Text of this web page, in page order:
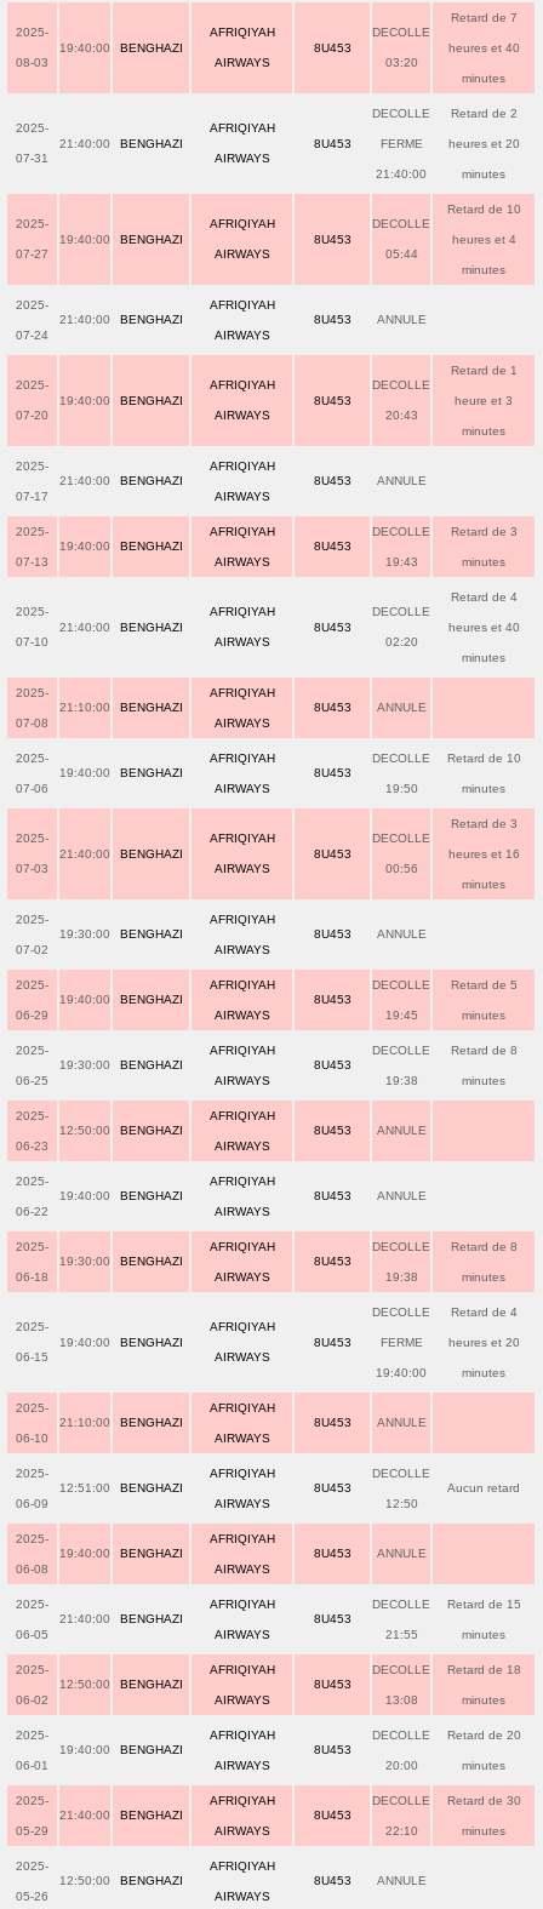
2025-
08-03
19:40:00 BENGHAZI
AFRIQIYAH
AIRWAYS
8U453
DECOLLE
03:20
Retard de 7
heures et 40
minutes
2025-
07-31
21:40:00 BENGHAZI
AFRIQIYAH
AIRWAYS
8U453
DECOLLE
FERME
21:40:00
Retard de 2
heures et 20
minutes
2025-
07-27
19:40:00 BENGHAZI
AFRIQIYAH
AIRWAYS
8U453
DECOLLE
05:44
Retard de 10
heures et 4
minutes
2025-
07-24
21:40:00 BENGHAZI
AFRIQIYAH
AIRWAYS
8U453 ANNULE
2025-
07-20
19:40:00 BENGHAZI
AFRIQIYAH
AIRWAYS
8U453
DECOLLE
20:43
Retard de 1
heure et 3
minutes
2025-
07-17
21:40:00 BENGHAZI
AFRIQIYAH
AIRWAYS
8U453 ANNULE
2025-
07-13
19:40:00 BENGHAZI
AFRIQIYAH
AIRWAYS
8U453
DECOLLE
19:43
Retard de 3
minutes
2025-
07-10
21:40:00 BENGHAZI
AFRIQIYAH
AIRWAYS
8U453
DECOLLE
02:20
Retard de 4
heures et 40
minutes
2025-
07-08
21:10:00 BENGHAZI
AFRIQIYAH
AIRWAYS
8U453 ANNULE
2025-
07-06
19:40:00 BENGHAZI
AFRIQIYAH
AIRWAYS
8U453
DECOLLE
19:50
Retard de 10
minutes
2025-
07-03
21:40:00 BENGHAZI
AFRIQIYAH
AIRWAYS
8U453
DECOLLE
00:56
Retard de 3
heures et 16
minutes
2025-
07-02
19:30:00 BENGHAZI
AFRIQIYAH
AIRWAYS
8U453 ANNULE
2025-
06-29
19:40:00 BENGHAZI
AFRIQIYAH
AIRWAYS
8U453
DECOLLE
19:45
Retard de 5
minutes
2025-
06-25
19:30:00 BENGHAZI
AFRIQIYAH
AIRWAYS
8U453
DECOLLE
19:38
Retard de 8
minutes
2025-
06-23
12:50:00 BENGHAZI
AFRIQIYAH
AIRWAYS
8U453 ANNULE
2025-
06-22
19:40:00 BENGHAZI
AFRIQIYAH
AIRWAYS
8U453 ANNULE
2025-
06-18
19:30:00 BENGHAZI
AFRIQIYAH
AIRWAYS
8U453
DECOLLE
19:38
Retard de 8
minutes
2025-
06-15
19:40:00 BENGHAZI
AFRIQIYAH
AIRWAYS
8U453
DECOLLE
FERME
19:40:00
Retard de 4
heures et 20
minutes
2025-
06-10
21:10:00 BENGHAZI
AFRIQIYAH
AIRWAYS
8U453 ANNULE
2025-
06-09
12:51:00 BENGHAZI
AFRIQIYAH
AIRWAYS
8U453
DECOLLE
12:50
Aucun retard
2025-
06-08
19:40:00 BENGHAZI
AFRIQIYAH
AIRWAYS
8U453 ANNULE
2025-
06-05
21:40:00 BENGHAZI
AFRIQIYAH
AIRWAYS
8U453
DECOLLE
21:55
Retard de 15
minutes
2025-
06-02
12:50:00 BENGHAZI
AFRIQIYAH
AIRWAYS
8U453
DECOLLE
13:08
Retard de 18
minutes
2025-
06-01
19:40:00 BENGHAZI
AFRIQIYAH
AIRWAYS
8U453
DECOLLE
20:00
Retard de 20
minutes
2025-
05-29
21:40:00 BENGHAZI
AFRIQIYAH
AIRWAYS
8U453
DECOLLE
22:10
Retard de 30
minutes
2025-
05-26
12:50:00 BENGHAZI
AFRIQIYAH
AIRWAYS
8U453 ANNULE